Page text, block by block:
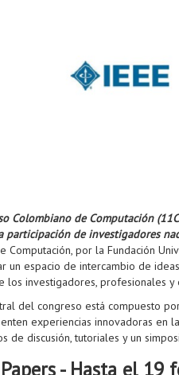
Colombiano de Computación
participación de investigadores
Computación, por la Fundación
un espacio de intercambio de
los investigadores, profesionales
del congreso está compuesto
experiencias innovadoras en
de discusión, tutoriales y un
- Hasta el 19